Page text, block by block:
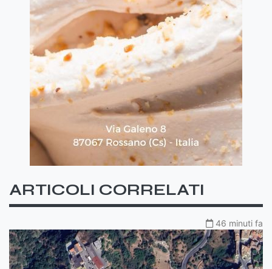
ARTICOLI CORRELATI
46 minuti fa